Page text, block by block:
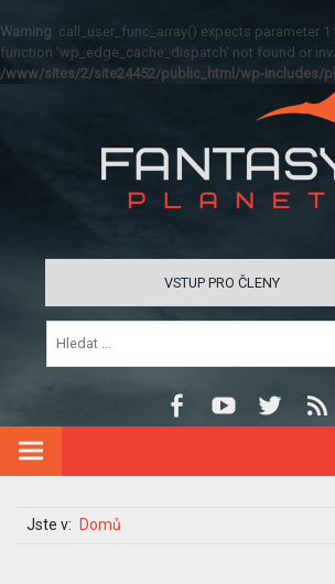
Warning: call_user_func_array() expects parameter
function 'wp_edge_cache_dispatch' not found or
/www/sites/2/site24452/public_html/wp-includes/
VSTUP PRO ČLENY
Jste v: Domů